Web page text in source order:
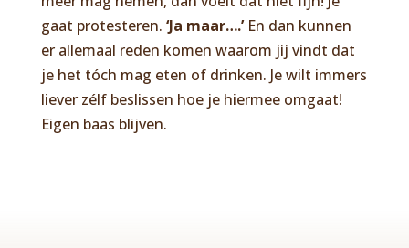
gaat protesteren. ‘Ja maar….’En dan kunnen
er allemaal reden komen waarom jij vindt dat
je het tóch mag eten of drinken. Je wilt immers
liever zélf beslissen hoe je hiermee omgaat!
Eigen baas blijven.